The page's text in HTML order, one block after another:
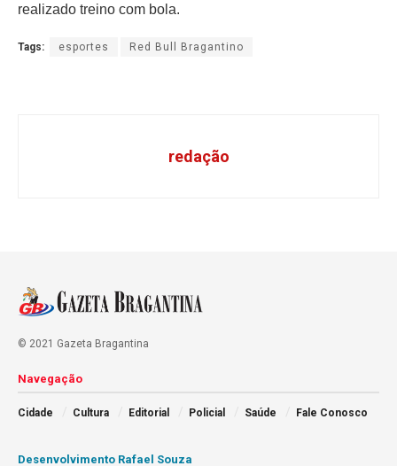
realizado treino com bola.
Tags: esportes Red Bull Bragantino
redação
© 2021 Gazeta Bragantina
Navegação
Cidade Cultura Editorial Policial Saúde Fale Conosco
Desenvolvimento Rafael Souza